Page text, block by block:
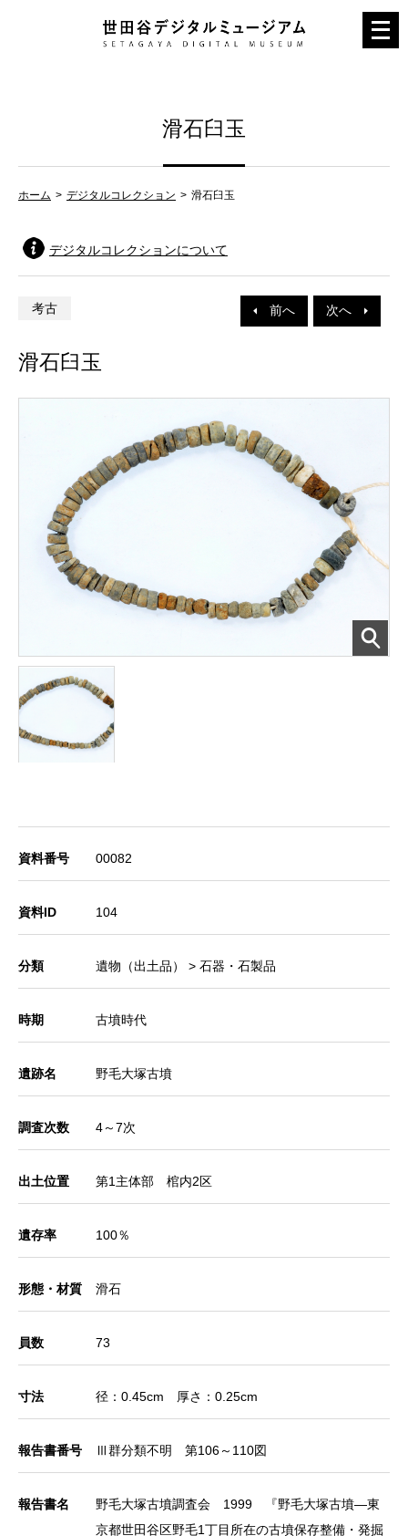
メ
ニ
滑石臼玉
ホーム デジタルコレクション 滑石臼玉
デジタルコレクションについて
前へ 次へ
考古
滑石臼玉
資料番号 00082
資料ID 104
分類 遺物（出土品） > 石器・石製品
時期 古墳時代
遺跡名 野毛大塚古墳
調査次数 4～7次
出土位置 第1主体部 棺内2区
遺存率 100％
形態・材質 滑石
員数 73
寸法 径：0.45cm 厚さ：0.25cm
報告書番号 Ⅲ群分類不明 第106～110図
報告書名
野毛大塚古墳調査会 1999 『野毛大塚古墳―東
京都世田谷区野毛1丁目所在の古墳保存整備・発掘